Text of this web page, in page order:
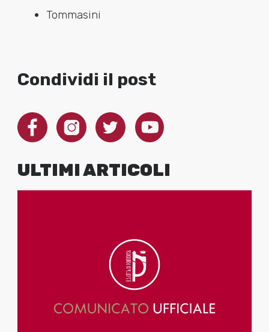
Tommasini
Condividi il post
ULTIMI ARTICOLI